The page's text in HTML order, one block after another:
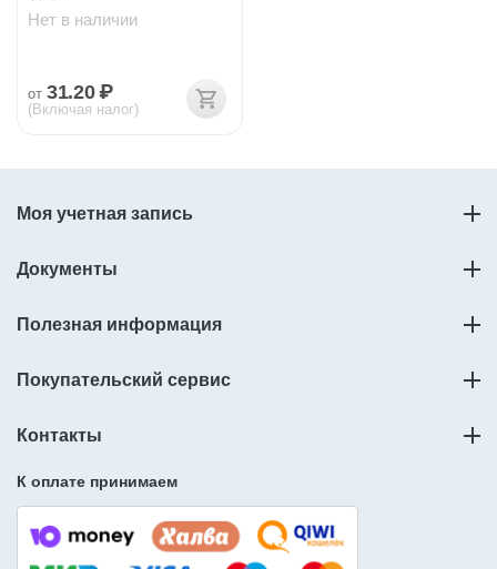
Нет в наличии
от 31.20 ₽
(Включая налог)
Моя учетная запись
Документы
Полезная информация
Покупательский сервис
Контакты
К оплате принимаем